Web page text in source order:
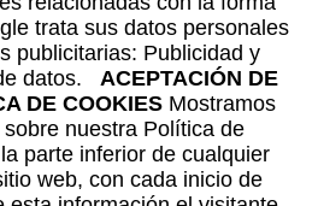
trata sus datos personales
publicitarias: Publicidad y
datos.
ACEPTACIÓN DE
DE COOKIESMostramos
nuestra Política de
parte inferior de cualquier
web, con cada inicio de